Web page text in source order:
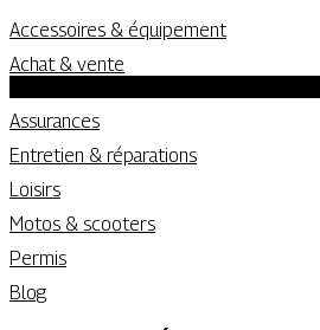
Accessoires & équipement
Achat & vente
Assurances
Entretien & réparations
Loisirs
Motos & scooters
Permis
Blog